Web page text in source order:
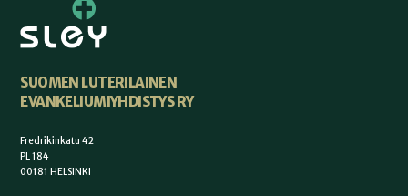
SUOMEN LUTERILAINEN
EVANKELIUMIYHDISTYS RY
Fredrikinkatu 42
PL 184
00181 HELSINKI